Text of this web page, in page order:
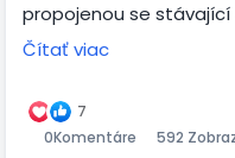
propojenou se stávající
dvou týdnů.
Čítať viac
7
0Komentáre 592